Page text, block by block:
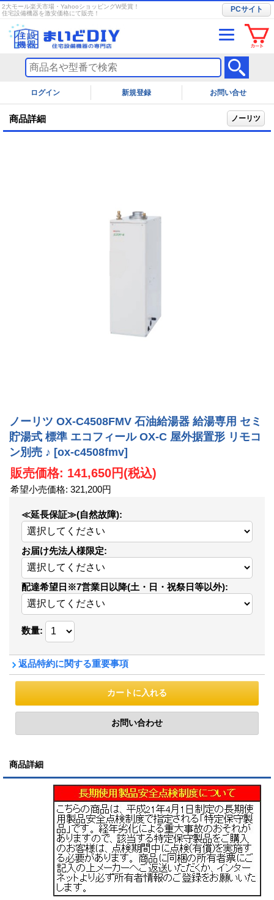
2大モール楽天市場・YahooショッピングW受賞！
住宅設備機器を激安価格にて販売！
PCサイト
ログイン お問い合せ
商品詳細 ノーリツ
ノーリツ OX-C4508FMV 石油給湯器 給湯専用 セミ
貯湯式 標準 エコフィール OX-C 屋外据置形 リモコ
ン別売 ♪ [ox-c4508fmv]
販売価格: 141,650円(税込)
希望小売価格: 321,200円
≪延長保証≫(自然故障):
お届け先法人様限定:
配達希望日※7営業日以降(土・日・祝祭日等以外):
数量:
返品特約に関する重要事項
商品詳細